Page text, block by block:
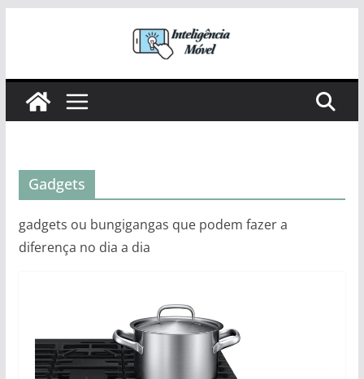
conteúdo
Gadgets
gadgets ou bungigangas que podem fazer a
diferença no dia a dia